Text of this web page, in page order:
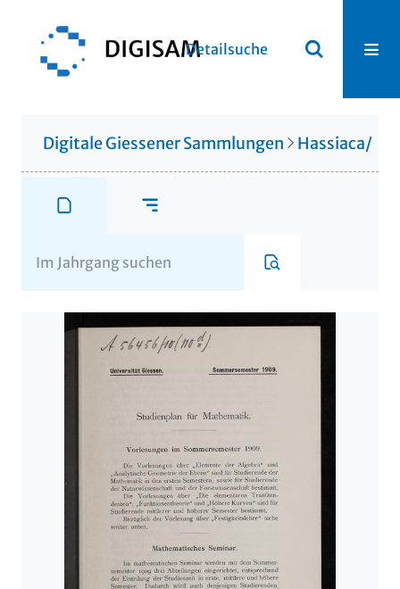
Detailsuche
Digitale Giessener Sammlungen Hassiaca/